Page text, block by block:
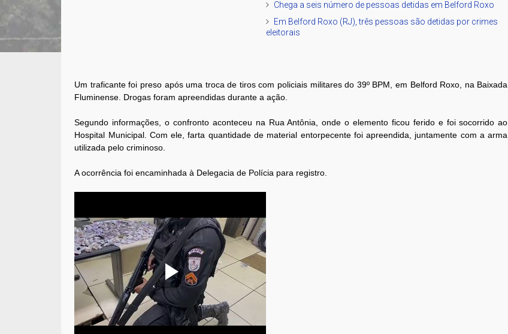
Chega a seis número de pessoas detidas em Belford Roxo
Em Belford Roxo (RJ), três pessoas são detidas por crimes
eleitorais
Um traficante foi preso após uma troca de tiros com policiais militares do 39º BPM, em Belford Roxo, na Baixada
Fluminense. Drogas foram apreendidas durante a ação.
Segundo informações, o confronto aconteceu na Rua Antônia, onde o elemento ficou ferido e foi socorrido ao
Hospital Municipal. Com ele, farta quantidade de material entorpecente foi apreendida, juntamente com a arma
utilizada pelo criminoso.
A ocorrência foi encaminhada à Delegacia de Polícia para registro.